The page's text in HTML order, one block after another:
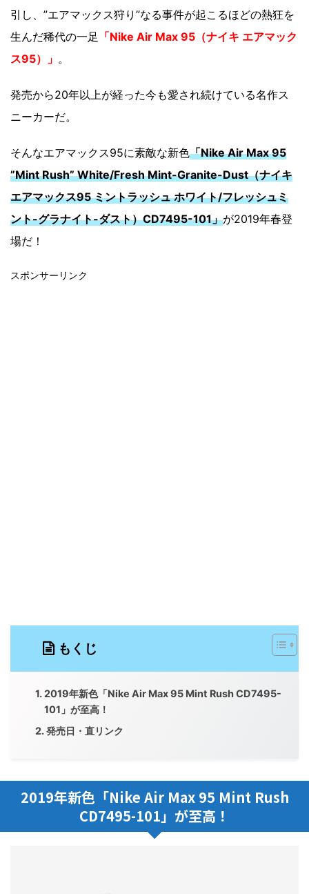
引し、”エアマックス狩り”なる事件が起こるほどの熱狂を
生んだ稀代の一足 「Nike Air Max 95（ナイキ エアマック
ス95）」 。
発売から20年以上が経った今も愛され続けている名作ス
ニーカーだ。
そんなエアマックス95に素敵な新色「Nike Air Max 95
”Mint Rush” White/Fresh Mint-Granite-Dust（ナイキ
エアマックス95 ミントラッシュ ホワイト/フレッシュミ
ント-グラナイト-ダスト）CD7495-101」が2019年春登
場だ！
スポンサーリンク
もくじ
2019年新色「Nike Air Max 95 Mint Rush CD7495-
101」が至高！
発売日・直リンク
2019年新色「Nike Air Max 95 Mint Rush
CD7495-101」が至高！